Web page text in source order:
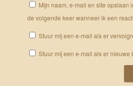
Mijn naam, e-mail en site opslaan
de volgende keer wanneer ik een
Stuur mij een e-mail als er
Stuur mij een e-mail als er nieuwe